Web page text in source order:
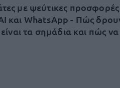
με ψεύτικες προσφορές
και WhatsApp - Πώς
είναι τα σημάδια και πώς να